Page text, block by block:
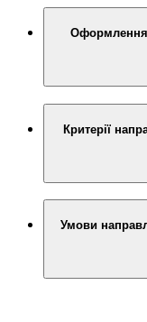
Оформлення
Критерії
Умови